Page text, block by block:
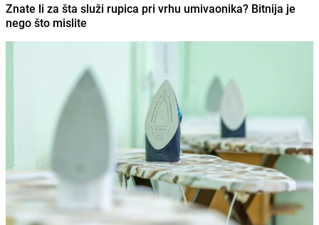
Znate li za šta služi rupica pri vrhu umivaonika? Bitnija je
nego što mislite